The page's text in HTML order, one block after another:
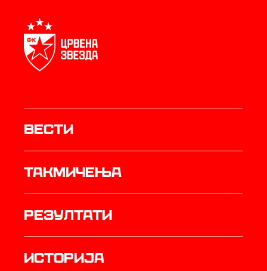
Вести
Такмичења
резултати
историја